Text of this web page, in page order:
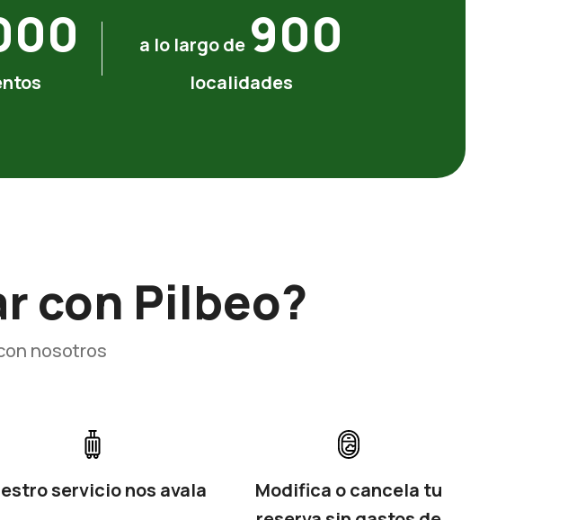
a lo largo de 900
localidades
con Pilbeo?
nosotros
servicio nos avala
Modifica o cancela tu